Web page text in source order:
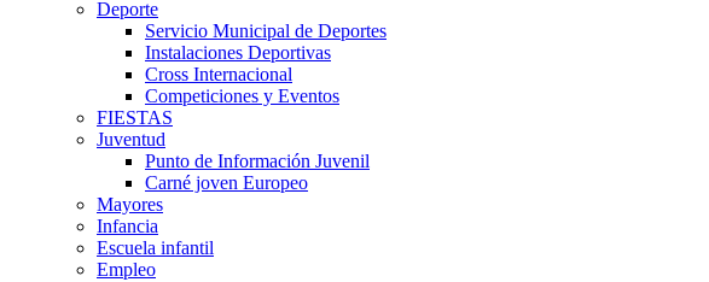
Deporte
Servicio Municipal de Deportes
Instalaciones Deportivas
Cross Internacional
Competiciones y Eventos
FIESTAS
Juventud
Punto de Información Juvenil
Carné joven Europeo
Mayores
Infancia
Escuela infantil
Empleo